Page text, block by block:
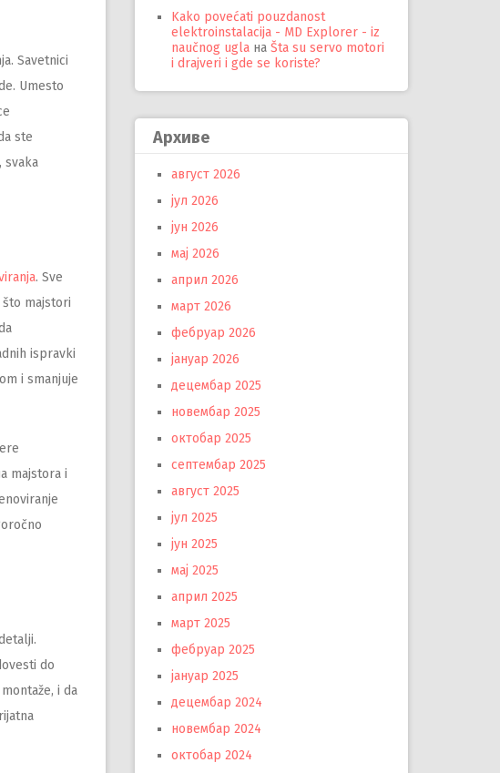
Savetnici
Umesto
ste
svaka
. Sve
majstori
ispravki
i smanjuje
majstora i
do
i da
Kako povećati pouzdanost
elektroinstalacija - MD Explorer - iz
naučnog ugla на Šta su servo motori
i drajveri i gde se koriste?
Архиве
август 2026
јул 2026
јун 2026
мај 2026
април 2026
март 2026
фебруар 2026
јануар 2026
децембар 2025
новембар 2025
октобар 2025
септембар 2025
август 2025
јул 2025
јун 2025
мај 2025
април 2025
март 2025
фебруар 2025
јануар 2025
децембар 2024
новембар 2024
октобар 2024